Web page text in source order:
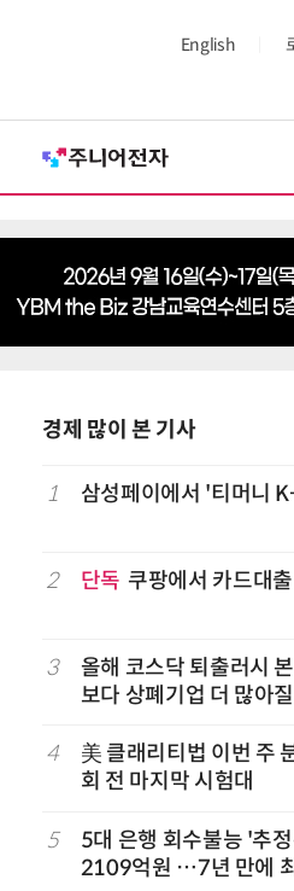
English
경제 많이 본 기사
1 삼성페이에서 '티머니
2 단독 쿠팡에서 카드대
3
올해 코스닥 퇴출러시
보다 상폐기업 더 많아
4
美 클래리티법 이번 주
회 전 마지막 시험대
5
5대 은행 회수불능 '추
2109억원 …7년 만에